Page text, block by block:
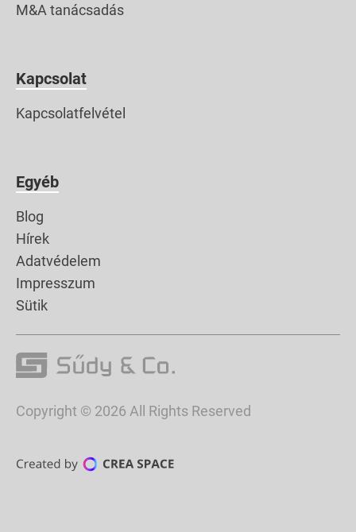
M&A tanácsadás
Kapcsolat
Kapcsolatfelvétel
Egyéb
Blog
Hírek
Adatvédelem
Impresszum
Sütik
Copyright © 2026 All Rights Reserved